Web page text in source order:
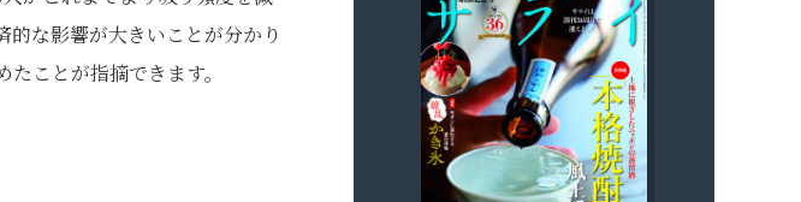
な影響が大きいことが分かり
ことが指摘できます。